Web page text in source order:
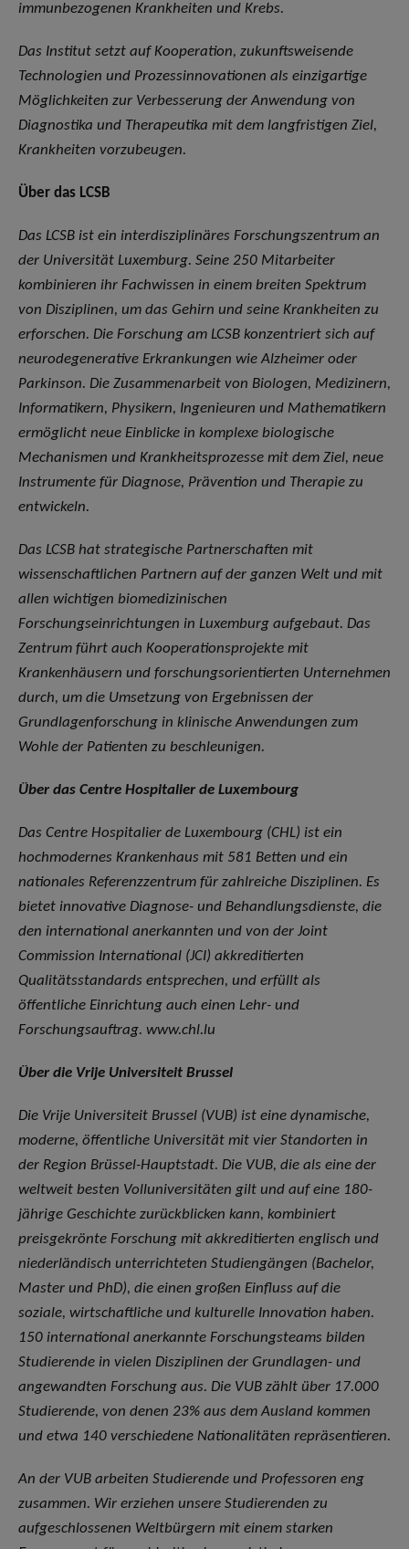
immunbezogenen Krankheiten und Krebs.
Das Institut setzt auf Kooperation, zukunftsweisende
Technologien und Prozessinnovationen als einzigartige
Möglichkeiten zur Verbesserung der Anwendung von
Diagnostika und Therapeutika mit dem langfristigen Ziel,
Krankheiten vorzubeugen.
Über das LCSB
Das LCSB ist ein interdisziplinäres Forschungszentrum an
der Universität Luxemburg. Seine 250 Mitarbeiter
kombinieren ihr Fachwissen in einem breiten Spektrum
von Disziplinen, um das Gehirn und seine Krankheiten zu
erforschen. Die Forschung am LCSB konzentriert sich auf
neurodegenerative Erkrankungen wie Alzheimer oder
Parkinson. Die Zusammenarbeit von Biologen, Medizinern,
Informatikern, Physikern, Ingenieuren und Mathematikern
ermöglicht neue Einblicke in komplexe biologische
Mechanismen und Krankheitsprozesse mit dem Ziel, neue
Instrumente für Diagnose, Prävention und Therapie zu
entwickeln.
Das LCSB hat strategische Partnerschaften mit
wissenschaftlichen Partnern auf der ganzen Welt und mit
allen wichtigen biomedizinischen
Forschungseinrichtungen in Luxemburg aufgebaut. Das
Zentrum führt auch Kooperationsprojekte mit
Krankenhäusern und forschungsorientierten Unternehmen
durch, um die Umsetzung von Ergebnissen der
Grundlagenforschung in klinische Anwendungen zum
Wohle der Patienten zu beschleunigen.
Über das Centre Hospitalier de Luxembourg
Das Centre Hospitalier de Luxembourg (CHL) ist ein
hochmodernes Krankenhaus mit 581 Betten und ein
nationales Referenzzentrum für zahlreiche Disziplinen. Es
bietet innovative Diagnose- und Behandlungsdienste, die
den international anerkannten und von der Joint
Commission International (JCI) akkreditierten
Qualitätsstandards entsprechen, und erfüllt als
öffentliche Einrichtung auch einen Lehr- und
Forschungsauftrag. www.chl.lu
Über die Vrije Universiteit Brussel
Die Vrije Universiteit Brussel (VUB) ist eine dynamische,
moderne, öffentliche Universität mit vier Standorten in
der Region Brüssel-Hauptstadt. Die VUB, die als eine der
weltweit besten Volluniversitäten gilt und auf eine 180-
jährige Geschichte zurückblicken kann, kombiniert
preisgekrönte Forschung mit akkreditierten englisch und
niederländisch unterrichteten Studiengängen (Bachelor,
Master und PhD), die einen großen Einfluss auf die
soziale, wirtschaftliche und kulturelle Innovation haben.
150 international anerkannte Forschungsteams bilden
Studierende in vielen Disziplinen der Grundlagen- und
angewandten Forschung aus. Die VUB zählt über 17.000
Studierende, von denen 23% aus dem Ausland kommen
und etwa 140 verschiedene Nationalitäten repräsentieren.
An der VUB arbeiten Studierende und Professoren eng
zusammen. Wir erziehen unsere Studierenden zu
aufgeschlossenen Weltbürgern mit einem starken